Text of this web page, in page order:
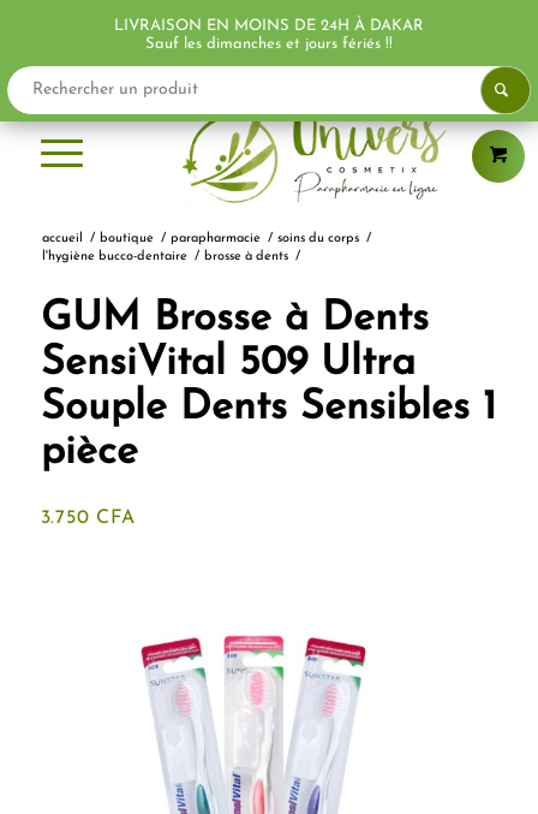
accueil / boutique / parapharmacie / soins du corps /
l'hygiène bucco-dentaire
/ brosse à dents /
GUM Brosse à Dents
SensiVital 509 Ultra
Souple Dents Sensibles 1
pièce
3.750 CFA
LIVRAISON EN MOINS DE 24H À DAKAR
Sauf les dimanches et jours fériés !!